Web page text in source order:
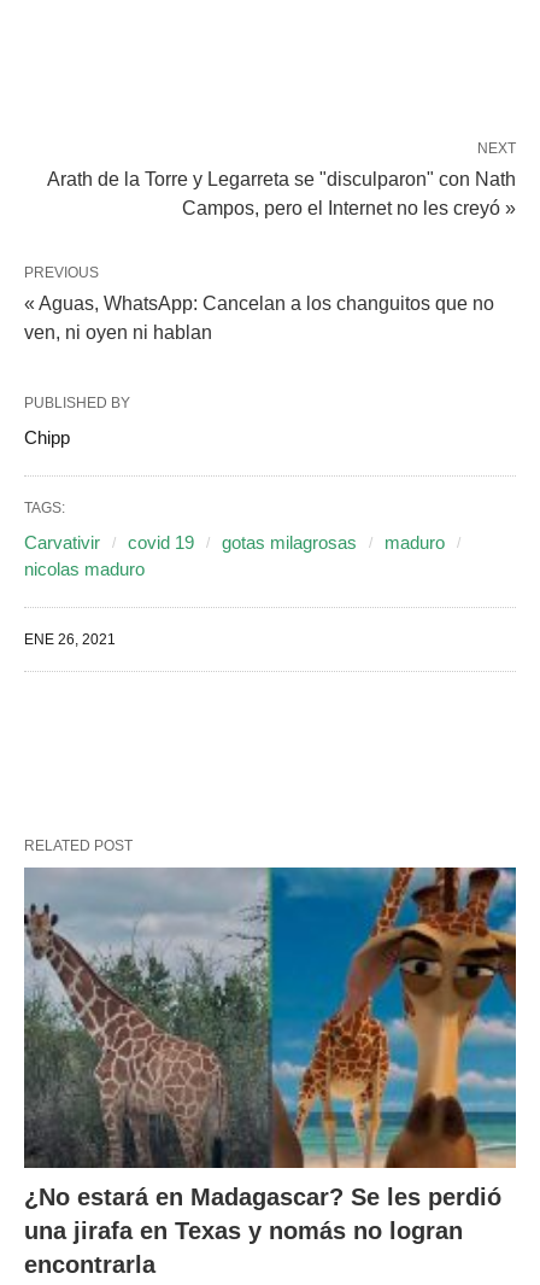
NEXT
Arath de la Torre y Legarreta se "disculparon" con Nath
Campos, pero el Internet no les creyó »
PREVIOUS
« Aguas, WhatsApp: Cancelan a los changuitos que no
ven, ni oyen ni hablan
PUBLISHED BY
Chipp
TAGS:
Carvativir covid 19 gotas milagrosas
maduro
nicolas maduro
ENE 26, 2021
RELATED POST
¿No estará en Madagascar? Se les perdió
una jirafa en Texas y nomás no logran
encontrarla